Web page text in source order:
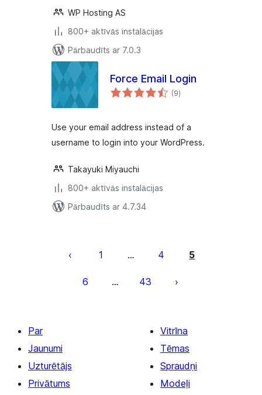
WP Hosting AS
800+ aktīvās instalācijas
Pārbaudīts ar 7.0.3
Force Email Login
(9vērtējumu
kopsumma
)
Use your email address instead of a
username to login into your WordPress.
Takayuki Miyauchi
800+ aktīvās instalācijas
Pārbaudīts ar 4.7.34
numerācija
lappusēm
1 … 4 5
6 … 43
Par
Jaunumi
Uzturētājs
Privātums
Vitrīna
Tēmas
Spraudņi
Modeļi